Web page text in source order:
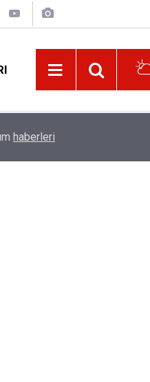
Sene Başı
haberleri